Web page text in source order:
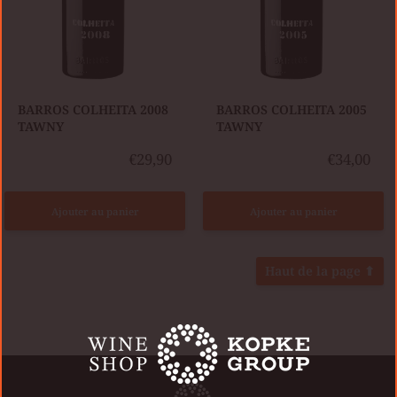
BARROS COLHEITA 2008
TAWNY
BARROS COLHEITA 2005
TAWNY